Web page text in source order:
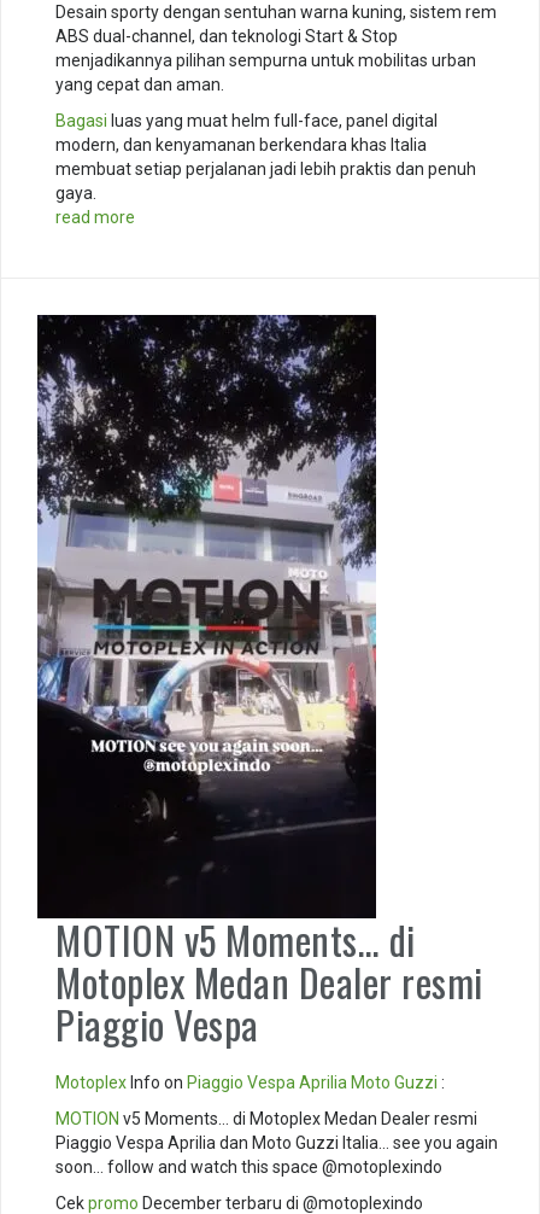
Desain sporty dengan sentuhan warna kuning, sistem rem
ABS dual-channel, dan teknologi Start & Stop
menjadikannya pilihan sempurna untuk mobilitas urban
yang cepat dan aman.
Bagasi luas yang muat helm full-face, panel digital
modern, dan kenyamanan berkendara khas Italia
membuat setiap perjalanan jadi lebih praktis dan penuh
gaya.
read more
MOTION v5 Moments… di
Motoplex Medan Dealer resmi
Piaggio Vespa
Motoplex Info on Piaggio Vespa Aprilia Moto Guzzi :
MOTION v5 Moments… di Motoplex Medan Dealer resmi
Piaggio Vespa Aprilia dan Moto Guzzi Italia… see you again
soon… follow and watch this space @motoplexindo
Cekpromo December terbaru di @motoplexindo